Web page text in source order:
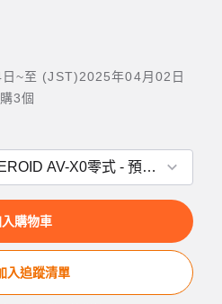
~至 (JST)2025年04月02日
3個
購物車
入追蹤清單